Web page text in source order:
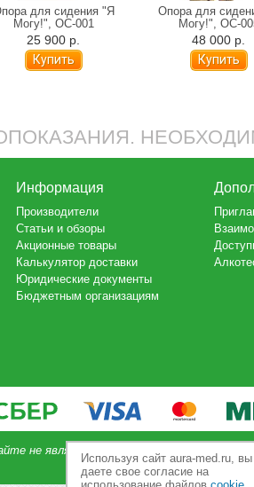
для сидения "Я
Могу!", ОС-001
25 900 р.
Опора для
Могу!", ОС-
48 000 р.
Информация
Производители
Статьи и обзоры
Акционные товары
Калькулятор доставки
Юридические документы
Бюджетным организациям
не является публичной офертой,
Используя сайт aura-med.ru, вы
даете свое согласие на